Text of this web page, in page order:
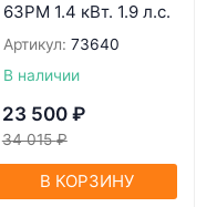
63РМ 1.4 кВт. 1.9 л.с.
Артикул: 73640
В наличии
23 500 ₽
34 015 ₽
В КОРЗИНУ